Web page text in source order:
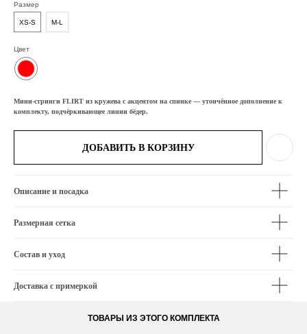
Размер
XS-S M-L
Цвет
Мини-стринги FLIRT из кружева с акцентом на спинке — утончённое дополнение к
комплекту, подчёркивающее линии бёдер.
ДОБАВИТЬ В КОРЗИНУ
Описание и посадка
Размерная сетка
Состав и уход
Доставка с примеркой
ТОВАРЫ ИЗ ЭТОГО КОМПЛЕКТА